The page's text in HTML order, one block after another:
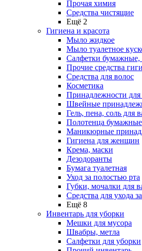
Прочая химия
Средства чистящие
Ещё 2
Гигиена и красота
Мыло жидкое
Мыло туалетное
Салфетки
Прочие средства
Средства для волос
Косметика
Принадлежности для
Швейные
Гель, пена, соль для
Полотенца бумажные
Маникюрные
Гигиена для женщин
Крема, маски
Дезодоранты
Бумага туалетная
Уход за полостью рта
Губки, мочалки для
Средства для ухода
Ещё 8
Инвентарь для уборки
Мешки для мусора
Швабры, метла
Салфетки для уборки